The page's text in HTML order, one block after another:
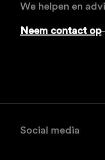
We helpen en
Neem contact op
Social media